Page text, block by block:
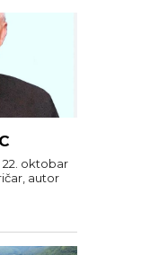
22. oktobar
autor